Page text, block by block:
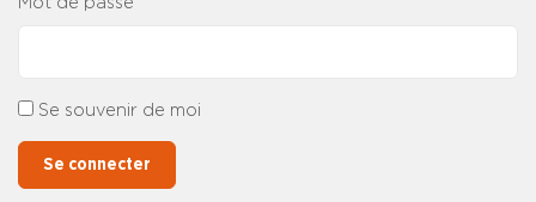
Se souvenir de moi
Se connecter